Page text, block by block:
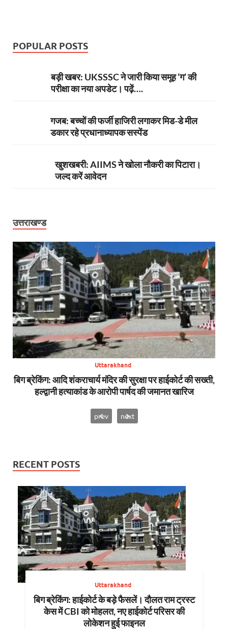
POPULAR POSTS
बड़ी खबर: UKSSSC ने जारी किया समूह ‘ग’ की
परीक्षा का नया अपडेट। पढ़ें….
गजब: बच्चों की फर्जी हाजिरी लगाकर मिड-डे मील
डकार रहे प्रधानाध्यापक सस्पेंड
खुशखबरी: AIIMS ने खोला नौकरी का पिटारा।
जल्द करें आवेदन
उत्तराखण्ड
Uttarakhand
बिग ब्रेकिंग: आदि शंकराचार्य मंदिर की सुरक्षा पर हाईकोर्ट की सख्ती,
हल्द्वानी हत्याकांड के आरोपी पार्षद की जमानत खारिज
prev next
RECENT POSTS
Uttarakhand
बिग ब्रेकिंग: हाईकोर्ट के बड़े फैसलें। दौलत राम ट्रस्ट
केस में CBI को मोहलत, नए हाईकोर्ट परिसर की
लोकेशन हुई फाइनल